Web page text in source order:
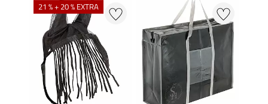
21 % + 20 % EXTRA